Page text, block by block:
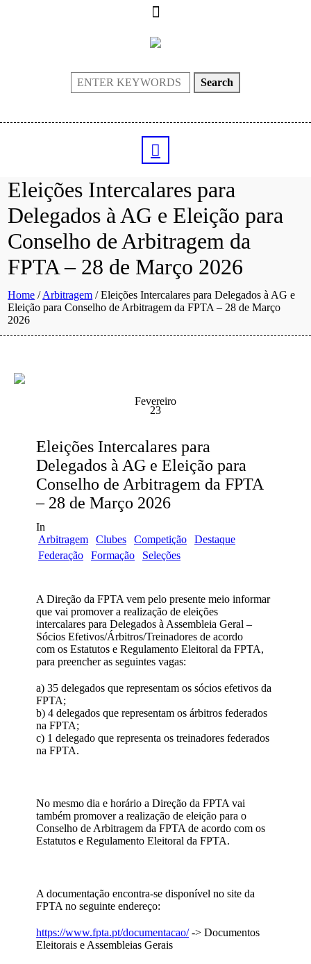
Search
Eleições Intercalares para
Delegados à AG e Eleição para
Conselho de Arbitragem da
FPTA – 28 de Março 2026
Home /Arbitragem /Eleições Intercalares para Delegados à AG e
Eleição para Conselho de Arbitragem da FPTA – 28 de Março
2026
Fevereiro
23
Eleições Intercalares para
Delegados à AG e Eleição para
Conselho de Arbitragem da FPTA
– 28 de Março 2026
In
Arbitragem
Clubes Competição
Destaque
Federação
Formação Seleções
A Direção da FPTA vem pelo presente meio informar
que vai promover a realização de eleições
intercalares para Delegados à Assembleia Geral –
Sócios Efetivos/Árbitros/Treinadores de acordo
com os Estatutos e Regulamento Eleitoral da FPTA,
para preencher as seguintes vagas:
a) 35 delegados que representam os sócios efetivos da
FPTA;
b) 4 delegados que representam os árbitros federados
na FPTA;
c) 1 delegado que representa os treinadores federados
na FPTA.
No mesmo dia e horário a Direção da FPTA vai
também promover a realização de eleição para o
Conselho de Arbitragem da FPTA de acordo com os
Estatutos e Regulamento Eleitoral da FPTA.
A documentação encontra-se disponível no site da
FPTA no seguinte endereço:
https://www.fpta.pt/documentacao/-> Documentos
Eleitorais e Assembleias Gerais